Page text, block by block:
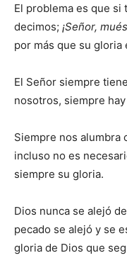
El problema es que si
decimos; ¡Señor,
por más que su
El Señor siempre
nosotros, siempre
Siempre nos alumbra
incluso no es
siempre su gloria.
Dios nunca se alejó
pecado se alejó y se
gloria de Dios que